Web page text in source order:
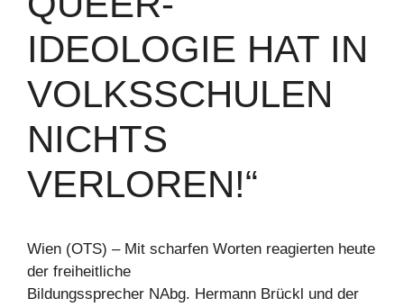
IDEOLOGIE HAT IN
VOLKSSCHULEN
NICHTS
VERLOREN!“
Wien (OTS) – Mit scharfen Worten reagierten heute
der freiheitliche
Bildungssprecher NAbg. Hermann Brückl und der